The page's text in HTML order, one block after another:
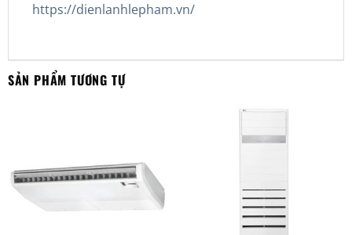
https://dienlanhlepham.vn/
SẢN PHẨM TƯƠNG TỰ